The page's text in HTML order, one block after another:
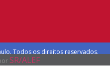
Todos os direitos reservados.
SR/ALEF